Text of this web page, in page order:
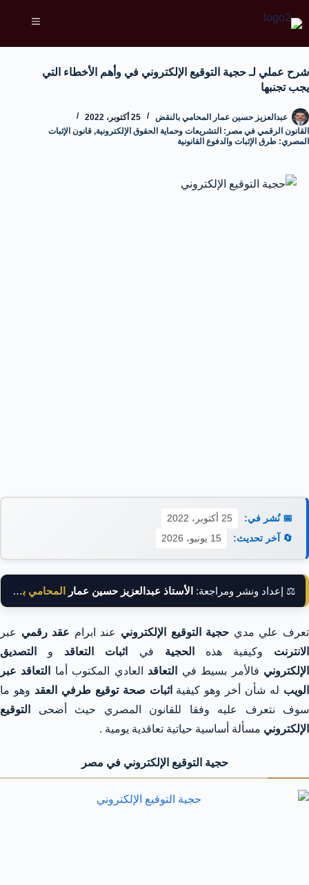
شرح عملي لـ حجية التوقيع الإلكتروني في وأهم الأخطاء التي
يجب تجنبها
عبدالعزيز حسين عمار المحامي بالنقض
25 أكتوبر، 2022
القانون الرقمي في مصر: التشريعات وحماية الحقوق الإلكترونية, قانون الإثبات
المصري: طرق الإثبات والدفوع القانونية
📅 نُشر في:
25 أكتوبر، 2022
🔄 آخر تحديث:
15 يونيو، 2026
⚖️ إعداد ونشر ومراجعة: الأستاذ عبدالعزيز حسين عمار المحامي بالنقض
تعرف علي مدي حجية التوقيع الإلكتروني عند ابرام عقد رقمي عبر
الانترنت وكيفية هذه الحجية في اثبات التعاقد و
التصديق
الإلكتروني فالأمر بسيط في التعاقد العادي المكتوب أما
التعاقد عبر
الويب له شأن أخر وهو كيفية اثبات صحة توقيع طرفي العقد وهو ما
سوف نتعرف عليه وفقا للقانون المصري حيث أضحى
التوقيع
الإلكتروني مسألة أساسية حياتية تعاقدية يومية .
حجية التوقيع الإلكتروني في مصر